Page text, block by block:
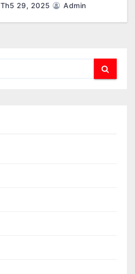
Th5 29, 2025 Admin